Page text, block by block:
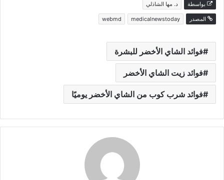
بواسطة د. مها الشاذلي
المصدر medicalnewstoday
webmd
فوائد الشاي الأخضر للبشرة
فوائد زيت الشاي الأخضر
فوائد شرب كوب من الشاي الأخضر يوميًا